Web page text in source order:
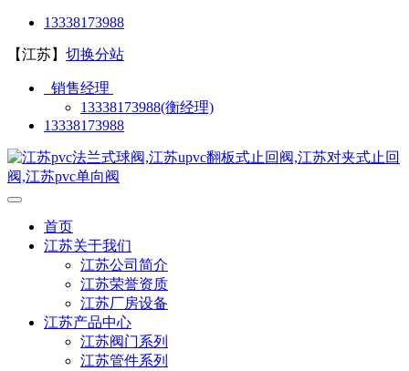
13338173988
【江苏】 切换分站
销售经理
13338173988(衡经理)
13338173988
首页
江苏关于我们
江苏公司简介
江苏荣誉资质
江苏厂房设备
江苏产品中心
江苏阀门系列
江苏管件系列